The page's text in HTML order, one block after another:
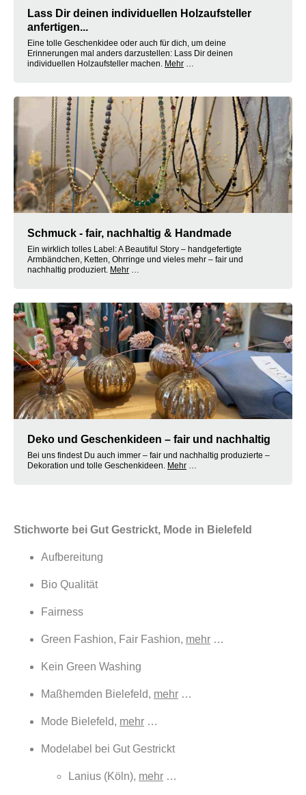
Lass Dir deinen individuellen Holzaufsteller
anfertigen...
Eine tolle Geschenkidee oder auch für dich, um deine
Erinnerungen mal anders darzustellen: Lass Dir deinen
individuellen Holzaufsteller machen. Mehr …
Schmuck - fair, nachhaltig & Handmade
Ein wirklich tolles Label: A Beautiful Story – handgefertigte
Armbändchen, Ketten, Ohrringe und vieles mehr – fair und
nachhaltig produziert. Mehr …
Deko und Geschenkideen – fair und nachhaltig
Bei uns findest Du auch immer – fair und nachhaltig produzierte –
Dekoration und tolle Geschenkideen. Mehr …
Stichworte bei Gut Gestrickt, Mode in Bielefeld
Aufbereitung
Bio Qualität
Fairness
Green Fashion, Fair Fashion, mehr …
Kein Green Washing
Maßhemden Bielefeld, mehr …
Mode Bielefeld, mehr …
Modelabel bei Gut Gestrickt
Lanius (Köln), mehr …